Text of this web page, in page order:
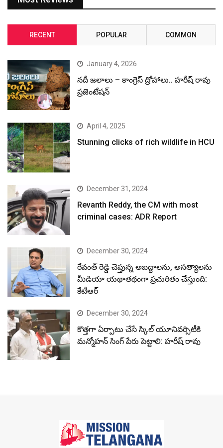
RECENT POPULAR COMMON
January 4, 2026
నదీ జలాలు – కాంగ్రెస్ ద్రోహాలు.. హరీష్ రావు
ప్రజెంటేషన్
April 4, 2025
Stunning clicks of rich wildlife in HCU
December 31, 2024
Revanth Reddy, the CM with most
criminal cases: ADR Report
December 30, 2024
రేవంత్ రెడ్డి చెప్తున్న అబద్ధాలను, అసత్యాలను
మీడియా యథాతథంగా ప్రచురితం చేస్తుంది:
కేటీఆర్
December 30, 2024
కొత్తగా ఏర్పాటు చేసే స్కిల్ యూనివర్సిటీకి
మన్మోహన్ సింగ్ పేరు పెట్టాలి: హరీష్ రావు